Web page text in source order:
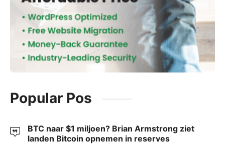
Popular Pos
BTC naar $1 miljoen? Brian Armstrong ziet
landen Bitcoin opnemen in reserves